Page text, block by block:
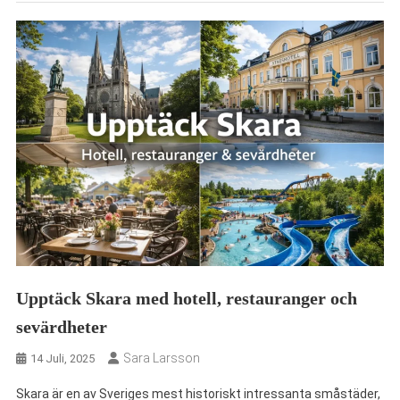
Upptäck Skara med hotell, restauranger och
sevärdheter
14 Juli, 2025 Sara Larsson
Skara är en av Sveriges mest historiskt intressanta småstäder,